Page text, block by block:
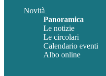
Novità
Panoramica
Le notizie
Le circolari
Calendario eventi
Albo online